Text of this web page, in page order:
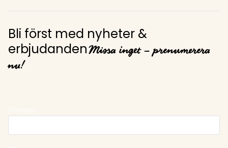
Bli först med nyheter &
erbjudanden Missa inget – prenumerera
nu!